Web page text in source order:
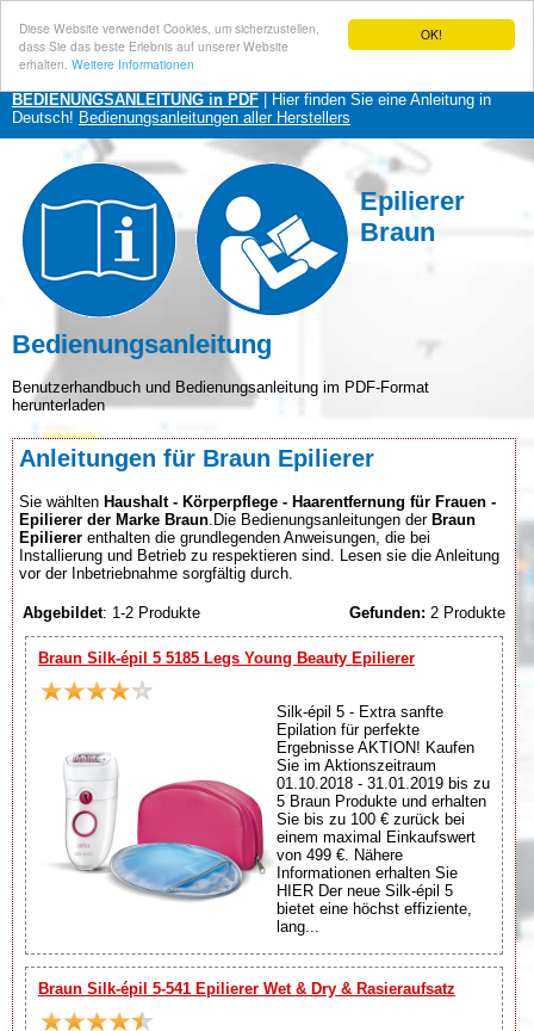
OK!
Diese Website verwendet Cookies, um sicherzustellen,
dass Sie das beste Erlebnis auf unserer Website
erhalten. Weitere Informationen
BEDIENUNGSANLEITUNG in PDF | Hier finden Sie eine Anleitung in
Deutsch! Bedienungsanleitungen aller Herstellers
Epilierer
Braun
Bedienungsanleitung
Benutzerhandbuch und Bedienungsanleitung im PDF-Format
herunterladen
Anleitungen für Braun Epilierer
Sie wählten Haushalt - Körperpflege - Haarentfernung für Frauen -
Epilierer der Marke Braun .Die Bedienungsanleitungen der Braun
Epilierer enthalten die grundlegenden Anweisungen, die bei
Installierung und Betrieb zu respektieren sind. Lesen sie die Anleitung
vor der Inbetriebnahme sorgfältig durch.
Abgebildet: 1-2 Produkte Gefunden: 2 Produkte
Braun Silk-épil 5 5185 Legs Young Beauty Epilierer
Silk-épil 5 - Extra sanfte
Epilation für perfekte
Ergebnisse AKTION! Kaufen
Sie im Aktionszeitraum
01.10.2018 - 31.01.2019 bis zu
5 Braun Produkte und erhalten
Sie bis zu 100 € zurück bei
einem maximal Einkaufswert
von 499 €. Nähere
Informationen erhalten Sie
HIER Der neue Silk-épil 5
bietet eine höchst effiziente,
lang...
Braun Silk-épil 5-541 Epilierer Wet & Dry & Rasieraufsatz